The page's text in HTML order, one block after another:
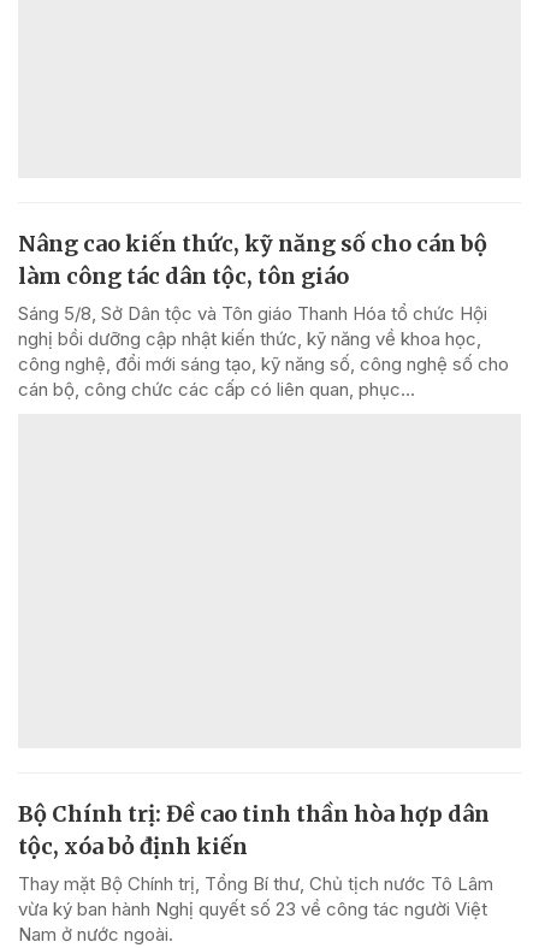
Nâng cao kiến thức, kỹ năng số cho cán bộ
làm công tác dân tộc, tôn giáo
Sáng 5/8, Sở Dân tộc và Tôn giáo Thanh Hóa tổ chức Hội
nghị bồi dưỡng cập nhật kiến thức, kỹ năng về khoa học,
công nghệ, đổi mới sáng tạo, kỹ năng số, công nghệ số cho
cán bộ, công chức các cấp có liên quan, phục...
Bộ Chính trị: Đề cao tinh thần hòa hợp dân
tộc, xóa bỏ định kiến
Thay mặt Bộ Chính trị, Tổng Bí thư, Chủ tịch nước Tô Lâm
vừa ký ban hành Nghị quyết số 23 về công tác người Việt
Nam ở nước ngoài.